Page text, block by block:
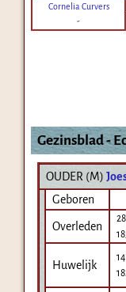
Cornelia Curvers
-
Gezinsblad -
OUDER (M)
Geboren
Overleden
Huwelijk